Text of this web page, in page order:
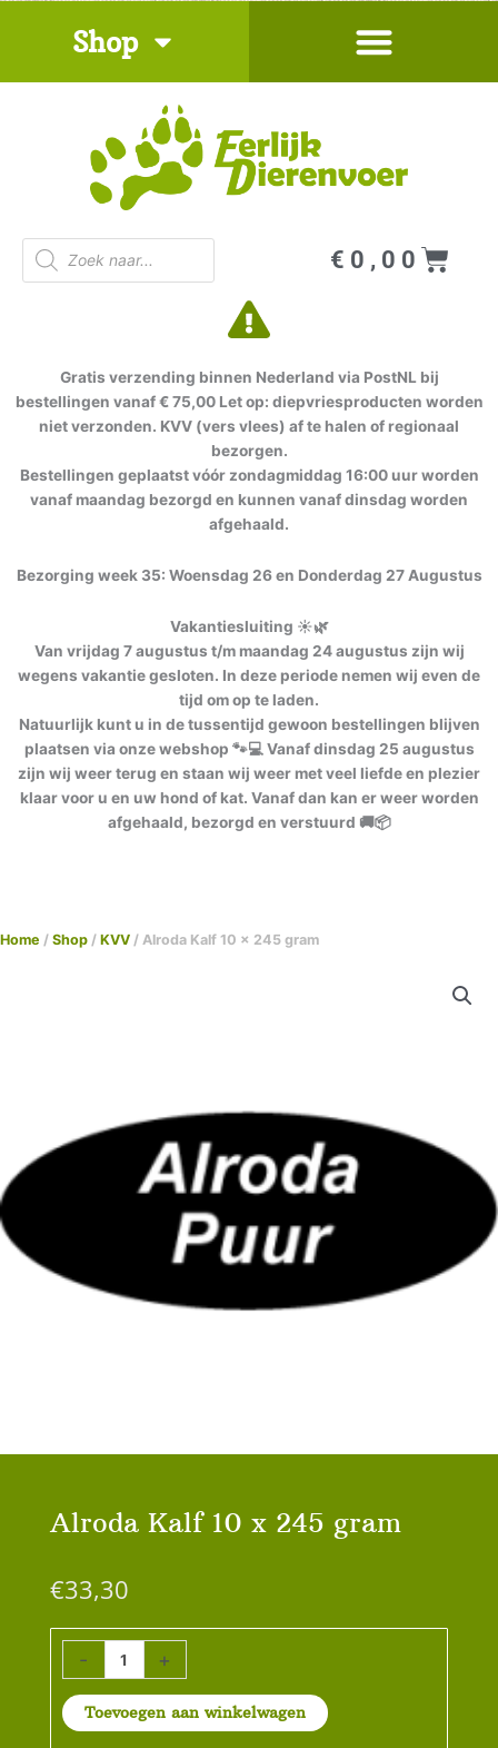
inhoud
Shop
Producten
zoeken
€ 0,00
Gratis verzending binnen Nederland via PostNL bij
bestellingen vanaf € 75,00 Let op: diepvriesproducten worden
niet verzonden. KVV (vers vlees) af te halen of regionaal
bezorgen.
Bestellingen geplaatst vóór zondagmiddag 16:00 uur worden
vanaf maandag bezorgd en kunnen vanaf dinsdag worden
afgehaald.
Bezorging week 35: Woensdag 26 en Donderdag 27 Augustus
Vakantiesluiting ☀️🌿
Van vrijdag 7 augustus t/m maandag 24 augustus zijn wij
wegens vakantie gesloten. In deze periode nemen wij even de
tijd om op te laden.
Natuurlijk kunt u in de tussentijd gewoon bestellingen blijven
plaatsen via onze webshop 🐾💻 Vanaf dinsdag 25 augustus
zijn wij weer terug en staan wij weer met veel liefde en plezier
klaar voor u en uw hond of kat. Vanaf dan kan er weer worden
afgehaald, bezorgd en verstuurd 🚚📦
Home / Shop / KVV / Alroda Kalf 10 x 245 gram
Alroda Kalf 10 x 245 gram
€33,30
-
Alroda
Kalf
x
245
+
Toevoegen aan winkelwagen